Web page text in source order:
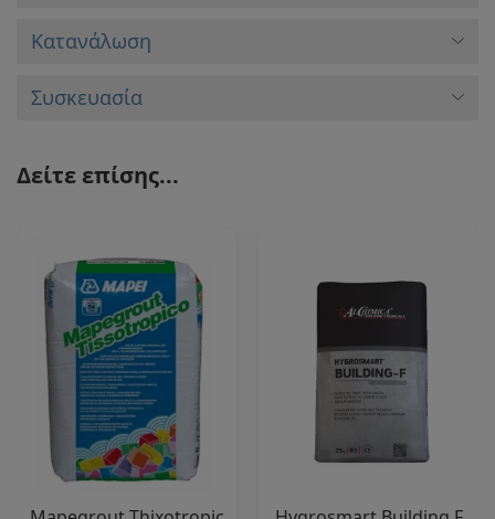
Κατανάλωση
Συσκευασία
Δείτε επίσης...